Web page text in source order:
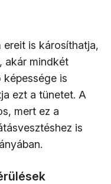
is károsíthatja,
akár mindkét
képessége is
ezt a tünetet. A
mert ez a
is